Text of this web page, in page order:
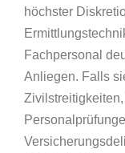
höchster
Fachpersonal
Anliegen. Falls